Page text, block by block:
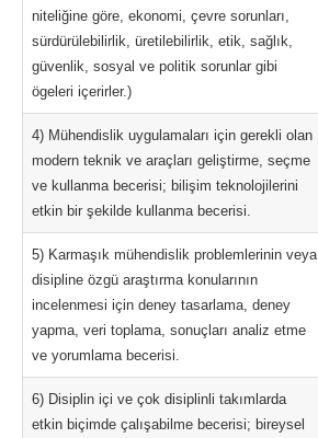
niteliğine göre, ekonomi, çevre sorunları,
sürdürülebilirlik, üretilebilirlik, etik, sağlık,
güvenlik, sosyal ve politik sorunlar gibi
ögeleri içerirler.)
4) Mühendislik uygulamaları için gerekli olan
modern teknik ve araçları geliştirme, seçme
ve kullanma becerisi; bilişim teknolojilerini
etkin bir şekilde kullanma becerisi.
5) Karmaşık mühendislik problemlerinin veya
disipline özgü araştırma konularının
incelenmesi için deney tasarlama, deney
yapma, veri toplama, sonuçları analiz etme
ve yorumlama becerisi.
6) Disiplin içi ve çok disiplinli takımlarda
etkin biçimde çalışabilme becerisi; bireysel